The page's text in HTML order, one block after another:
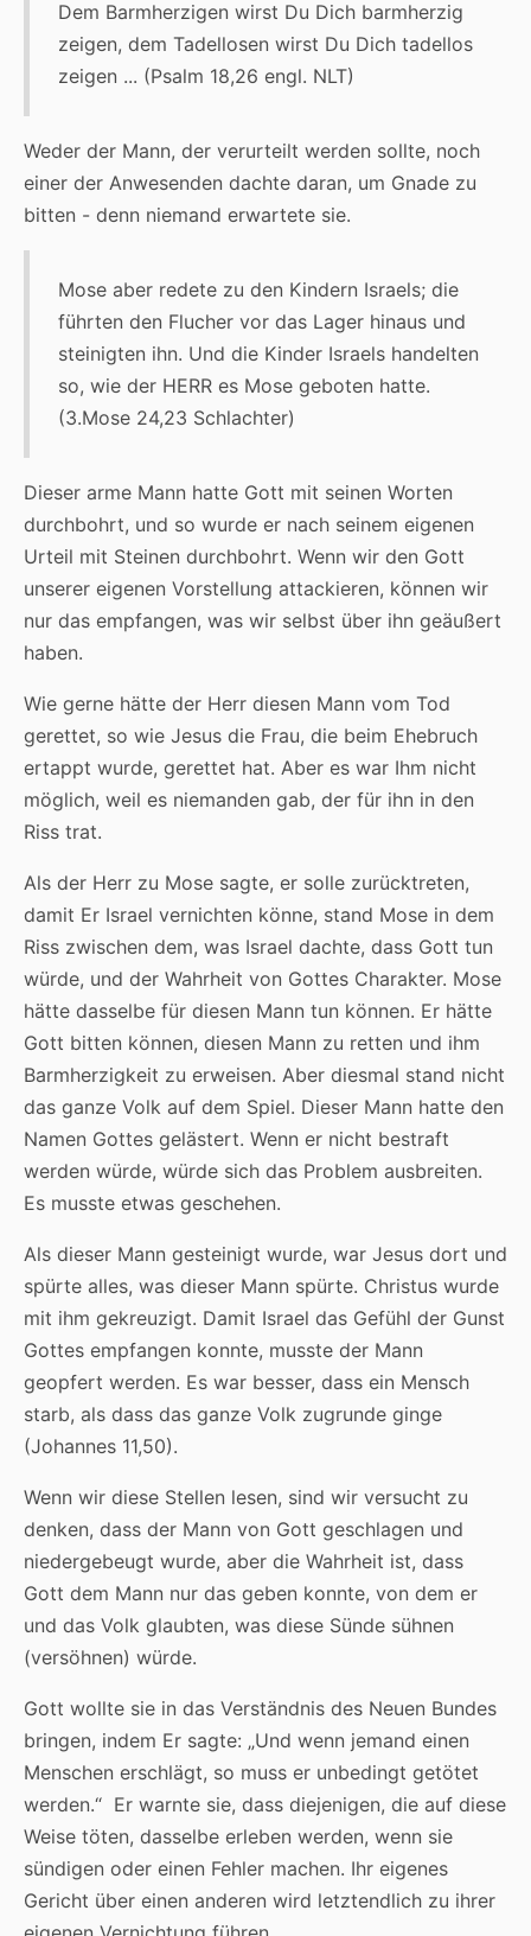
Dem Barmherzigen wirst Du Dich barmherzig
zeigen, dem Tadellosen wirst Du Dich tadellos
zeigen ... (Psalm 18,26 engl. NLT)
Weder der Mann, der verurteilt werden sollte, noch
einer der Anwesenden dachte daran, um Gnade zu
bitten - denn niemand erwartete sie.
Mose aber redete zu den Kindern Israels; die
führten den Flucher vor das Lager hinaus und
steinigten ihn. Und die Kinder Israels handelten
so, wie der HERR es Mose geboten hatte.
(3.Mose 24,23 Schlachter)
Dieser arme Mann hatte Gott mit seinen Worten
durchbohrt, und so wurde er nach seinem eigenen
Urteil mit Steinen durchbohrt. Wenn wir den Gott
unserer eigenen Vorstellung attackieren, können wir
nur das empfangen, was wir selbst über ihn geäußert
haben.
Wie gerne hätte der Herr diesen Mann vom Tod
gerettet, so wie Jesus die Frau, die beim Ehebruch
ertappt wurde, gerettet hat. Aber es war Ihm nicht
möglich, weil es niemanden gab, der für ihn in den
Riss trat.
Als der Herr zu Mose sagte, er solle zurücktreten,
damit Er Israel vernichten könne, stand Mose in dem
Riss zwischen dem, was Israel dachte, dass Gott tun
würde, und der Wahrheit von Gottes Charakter. Mose
hätte dasselbe für diesen Mann tun können. Er hätte
Gott bitten können, diesen Mann zu retten und ihm
Barmherzigkeit zu erweisen. Aber diesmal stand nicht
das ganze Volk auf dem Spiel. Dieser Mann hatte den
Namen Gottes gelästert. Wenn er nicht bestraft
werden würde, würde sich das Problem ausbreiten.
Es musste etwas geschehen.
Als dieser Mann gesteinigt wurde, war Jesus dort und
spürte alles, was dieser Mann spürte. Christus wurde
mit ihm gekreuzigt. Damit Israel das Gefühl der Gunst
Gottes empfangen konnte, musste der Mann
geopfert werden. Es war besser, dass ein Mensch
starb, als dass das ganze Volk zugrunde ginge
(Johannes 11,50).
Wenn wir diese Stellen lesen, sind wir versucht zu
denken, dass der Mann von Gott geschlagen und
niedergebeugt wurde, aber die Wahrheit ist, dass
Gott dem Mann nur das geben konnte, von dem er
und das Volk glaubten, was diese Sünde sühnen
(versöhnen) würde.
Gott wollte sie in das Verständnis des Neuen Bundes
bringen, indem Er sagte: „Und wenn jemand einen
Menschen erschlägt, so muss er unbedingt getötet
werden.“ Er warnte sie, dass diejenigen, die auf diese
Weise töten, dasselbe erleben werden, wenn sie
sündigen oder einen Fehler machen. Ihr eigenes
Gericht über einen anderen wird letztendlich zu ihrer